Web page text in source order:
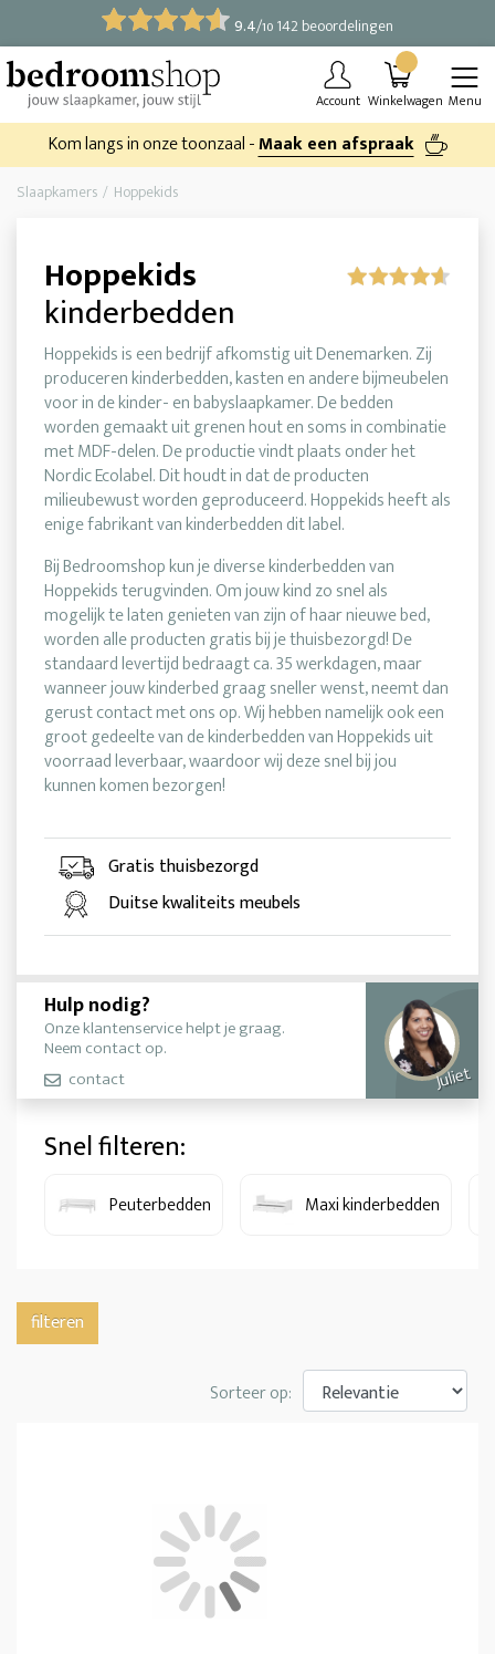
9.4/10 142 beoordelingen
Account Winkelwagen Menu
Kom langs in onze toonzaal -Maak een afspraak
Slaapkamers Hoppekids
Hoppekids
kinderbedden
Hoppekids is een bedrijf afkomstig uit Denemarken. Zij
produceren kinderbedden, kasten en andere bijmeubelen
voor in de kinder- en babyslaapkamer. De bedden
worden gemaakt uit grenen hout en soms in combinatie
met MDF-delen. De productie vindt plaats onder het
Nordic Ecolabel. Dit houdt in dat de producten
milieubewust worden geproduceerd. Hoppekids heeft als
enige fabrikant van kinderbedden dit label.
Bij Bedroomshop kun je diverse kinderbedden van
Hoppekids terugvinden. Om jouw kind zo snel als
mogelijk te laten genieten van zijn of haar nieuwe bed,
worden alle producten gratis bij je thuisbezorgd! De
standaard levertijd bedraagt ca. 35 werkdagen, maar
wanneer jouw kinderbed graag sneller wenst, neemt dan
gerust contact met ons op. Wij hebben namelijk ook een
groot gedeelte van de kinderbedden van Hoppekids uit
voorraad leverbaar, waardoor wij deze snel bij jou
kunnen komen bezorgen!
Gratis thuisbezorgd
Duitse kwaliteits meubels
Hulp nodig?
Onze klantenservice helpt je graag.
Neem contact op.
contact
Juliet
Snel filteren:
Peuterbedden Maxi kinderbedden
filteren
Sorteer op: